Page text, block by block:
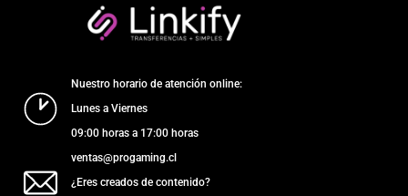
Nuestro horario de atención online:
Lunes a Viernes
09:00 horas a 17:00 horas
ventas@progaming.cl
¿Eres creados de contenido?